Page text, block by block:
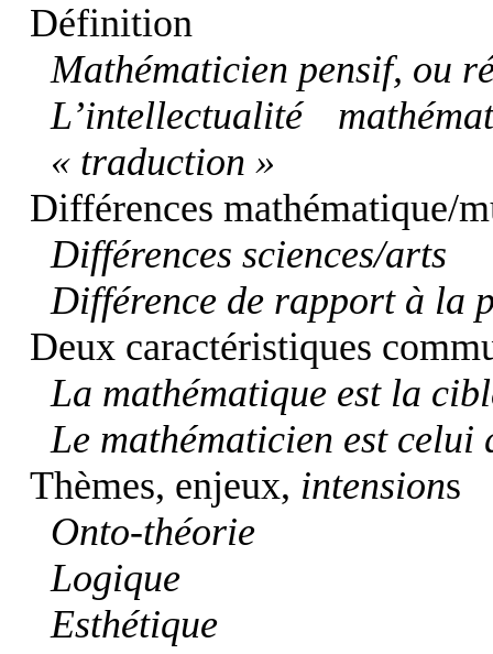
Définition
Mathématicien pensif, ou
L’intellectualité
« traduction »
Différences mathématique/
Différences sciences/arts
Différence de rapport à la
Deux caractéristiques
La mathématique est la
Le mathématicien est celui
Thèmes, enjeux, intensions
Onto-théorie
Logique
Esthétique